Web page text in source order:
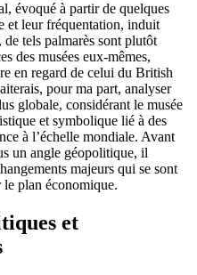
évoqué à partir de quelques
et leur fréquentation, induit
tels palmarès sont plutôt
des musées eux-mêmes,
en regard de celui du British
pour ma part, analyser
globale, considérant le musée
et symbolique lié à des
à l’échelle mondiale. Avant
un angle géopolitique, il
majeurs qui se sont
le plan économique.
et